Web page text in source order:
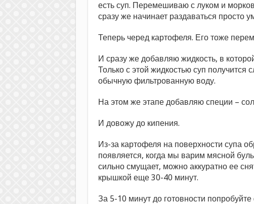
есть суп. Перемешиваю с луком и
сразу же начинает раздаваться просто
Теперь черед картофеля. Его тоже
И сразу же добавляю жидкость, в
Только с этой жидкостью суп
обычную фильтрованную воду.
На этом же этапе добавляю специи –
И довожу до кипения.
Из-за картофеля на поверхности супа
появляется, когда мы варим мясной
сильно смущает, можно аккуратно ее
крышкой еще 30-40 минут.
За 5-10 минут до готовности